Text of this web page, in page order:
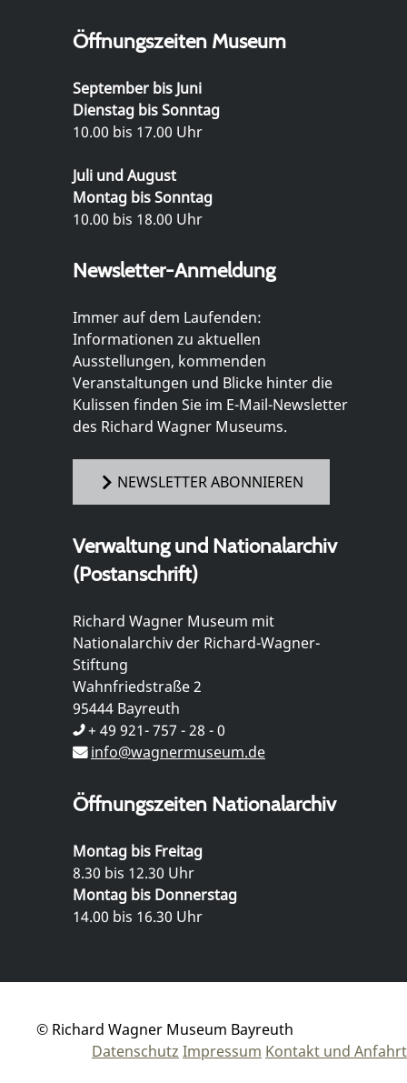
Öffnungszeiten Museum
September bis Juni
Dienstag bis Sonntag
10.00 bis 17.00 Uhr
Juli und August
Montag bis Sonntag
10.00 bis 18.00 Uhr
Newsletter-Anmeldung
Immer auf dem Laufenden:
Informationen zu aktuellen
Ausstellungen, kommenden
Veranstaltungen und Blicke hinter die
Kulissen finden Sie im E-Mail-Newsletter
des Richard Wagner Museums.
NEWSLETTER ABONNIEREN
Verwaltung und Nationalarchiv
(Postanschrift)
Richard Wagner Museum mit
Nationalarchiv der Richard-Wagner-
Stiftung
Wahnfriedstraße 2
95444 Bayreuth
+ 49 921- 757 - 28 - 0
info@wagnermuseum.de
Öffnungszeiten Nationalarchiv
Montag bis Freitag
8.30 bis 12.30 Uhr
Montag bis Donnerstag
14.00 bis 16.30 Uhr
© Richard Wagner Museum Bayreuth
Datenschutz Impressum Kontakt und Anfahrt